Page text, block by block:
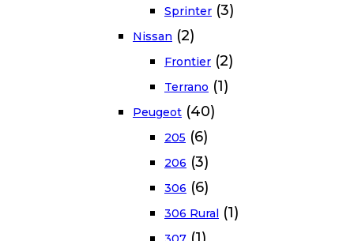
Sprinter (3)
Nissan (2)
Frontier (2)
Terrano (1)
Peugeot (40)
205 (6)
206 (3)
306 (6)
306 Rural (1)
(1)